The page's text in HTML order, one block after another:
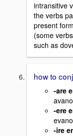
intransitive
the verbs
present
(some
such as
how to
-are
avano
-ere
evano
-ire